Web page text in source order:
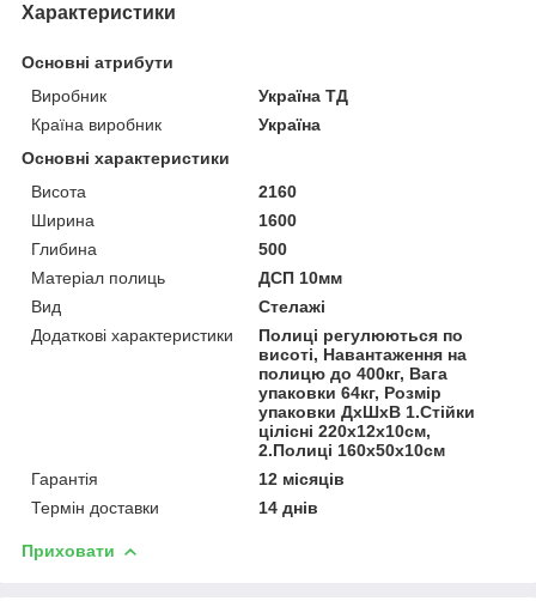
Характеристики
Основні атрибути
Виробник
Україна ТД
Країна виробник
Україна
Основні характеристики
Висота
2160
Ширина
1600
Глибина
500
Матеріал полиць
ДСП 10мм
Вид
Стелажі
Додаткові характеристики
Полиці регулюються по
висоті, Навантаження на
полицю до 400кг, Вага
упаковки 64кг, Розмір
упаковки ДхШхВ 1.Стійки
цілісні 220х12х10см,
2.Полиці 160х50х10см
Гарантія
12 місяців
Термін доставки
14 днів
Приховати